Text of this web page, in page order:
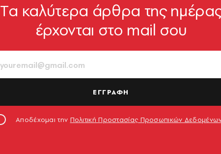
Tα καλύτερα άρθρα της
έρχονται στο mail σου
ΕΓΓΡΑΦΗ
Αποδέχομαι την Πολιτική Προστασίας Προσωπικών